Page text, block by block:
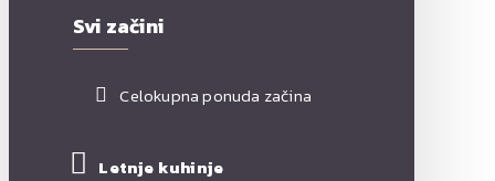
Svi začini
Celokupna ponuda začina
Letnje kuhinje